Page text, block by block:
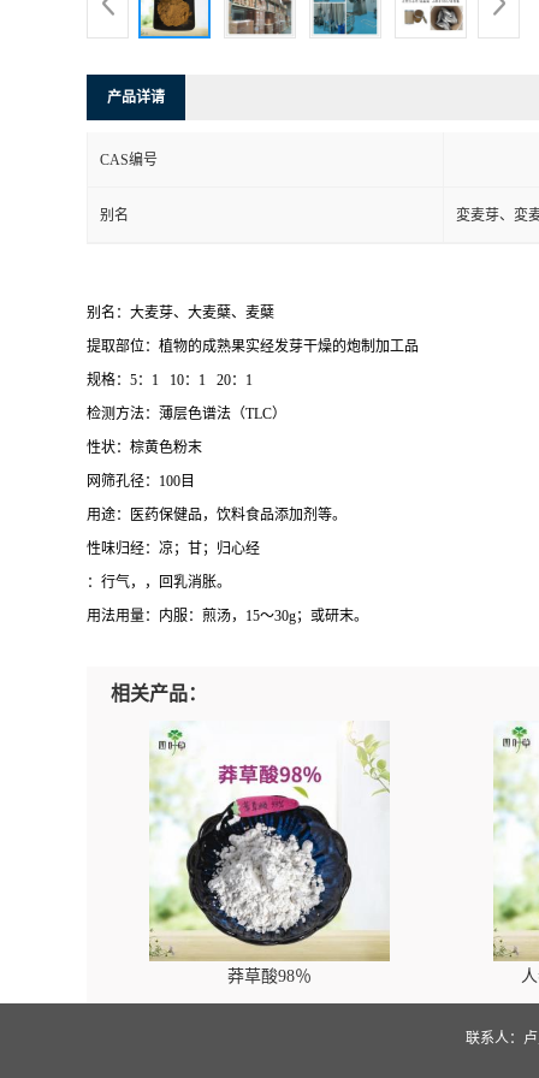
产品详请
CAS编号
别名 変麦芽、変
别名：大麦芽、大麦蘖、麦蘖
提取部位：植物的成熟果实经发芽干燥的炮制加工品
规格：5：1 10：1 20：1
检测方法：薄层色谱法（TLC）
性状：棕黄色粉末
网筛孔径：100目
用途：医药保健品，饮料食品添加剂等。
性味归经：凉；甘；归心经
：行气，，回乳消胀。
用法用量：内服：煎汤，15～30g；或研末。
相关产品：
莽草酸98％
联系人：